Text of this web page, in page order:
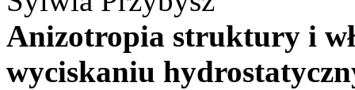
Anizotropia struktury i
wyciskaniu